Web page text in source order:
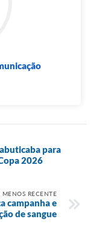
para
2026
RECENTE
campanha e
de sangue